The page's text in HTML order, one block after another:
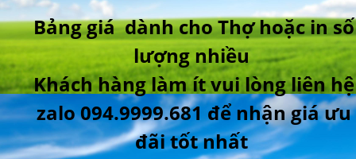
Bảng giá dành cho Thợ hoặc in số
lượng nhiều
Khách hàng làm ít vui lòng liên hệ
zalo 094.9999.681 để nhận giá ưu
đãi tốt nhất